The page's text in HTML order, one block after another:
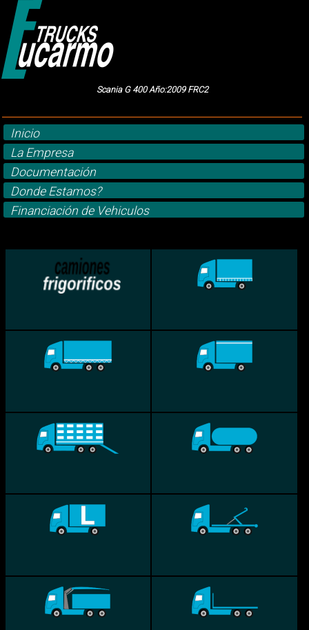
Scania G 400 Año:2009 FRC2
Inicio
La Empresa
Documentación
Donde Estamos?
Financiación de Vehiculos